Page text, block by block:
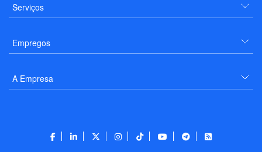
Serviços
Empregos
A Empresa